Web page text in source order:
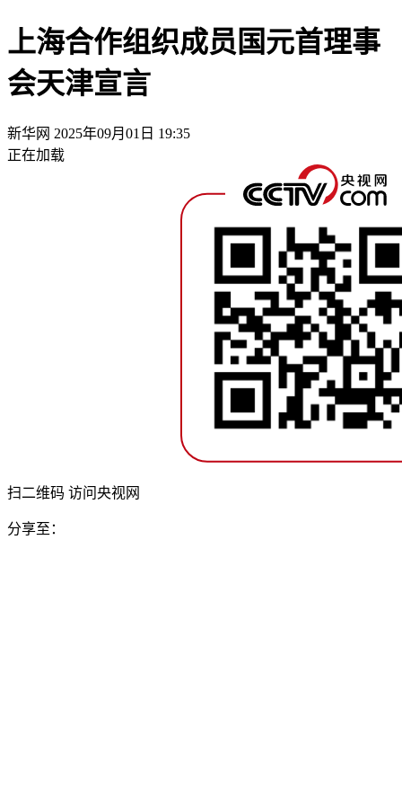
上海合作组织成员国元首理事
会天津宣言
新华网 2025年09月01日 19:35
正在加载
扫二维码 访问央视网
分享至：